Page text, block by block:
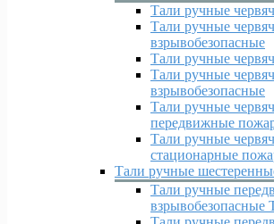
Тали ручные
Тали ручные
взрывобезопасные
Тали ручные
Тали ручные
взрывобезопасные
Тали ручные
передвижные
Тали ручные
стационарные
Тали ручные
Тали ручные